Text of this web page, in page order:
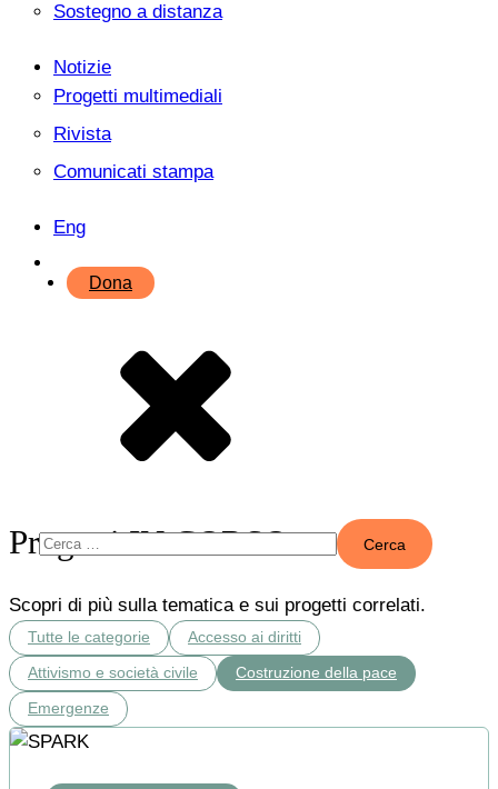
Sostegno a distanza
Notizie
Progetti multimediali
Rivista
Comunicati stampa
Eng
Dona
Ricerca
Progetti IN CORSO
Scopri di più sulla tematica e sui progetti correlati.
Tutte le categorie
Accesso ai diritti
Attivismo e società civile
Costruzione della pace
Emergenze